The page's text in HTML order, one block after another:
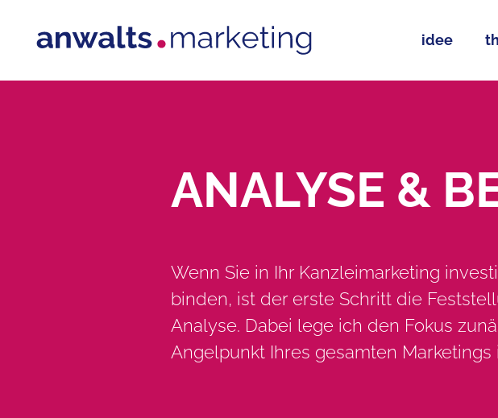
Inhalt
idee
ANALYSE &
Wenn Sie in Ihr Kanzleimarketing
binden, ist der erste Schritt die
Analyse. Dabei lege ich den Fokus
Angelpunkt Ihres gesamten Marketings